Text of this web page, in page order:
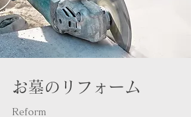
​お墓のリフォーム
​Reform